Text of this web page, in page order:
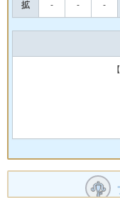
拡 - - -
【